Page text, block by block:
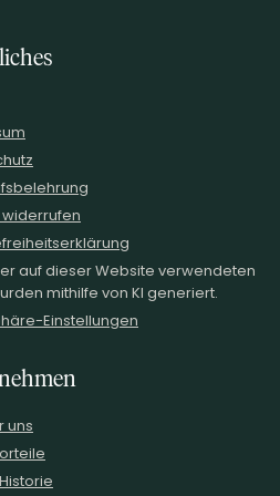
auf dieser Website verwendeten
mithilfe von KI generiert.
Einstellungen
uns